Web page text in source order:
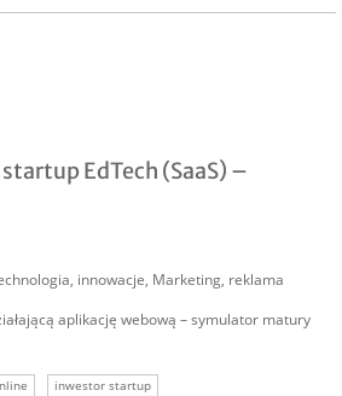
EdTech (SaaS) –
innowacje, Marketing, reklama
aplikację webową – symulator matury
inwestor startup